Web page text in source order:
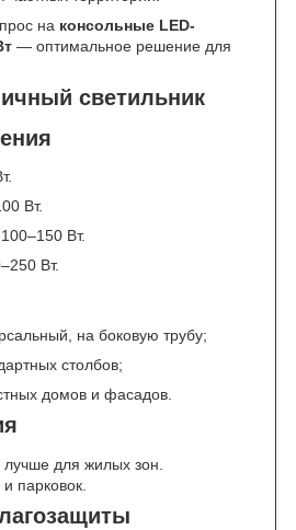
на консольные LED-
— оптимальное решение для
светильник
Вт.
Вт.
Вт.
на боковую трубу;
столбов;
домов и фасадов.
для жилых зон.
парковок.